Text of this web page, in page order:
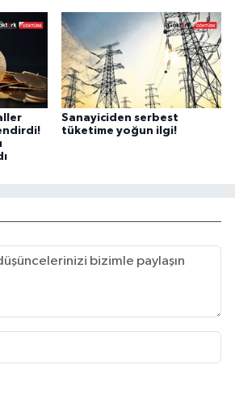
Sanayiciden serbest
tüketime yoğun ilgi!